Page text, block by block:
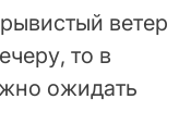
ветер
то в
ожидать